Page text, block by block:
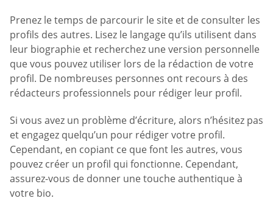
Prenez le temps de parcourir le site et de consulter les
profils des autres. Lisez le langage qu’ils utilisent dans
leur biographie et recherchez une version personnelle
que vous pouvez utiliser lors de la rédaction de votre
profil. De nombreuses personnes ont recours à des
rédacteurs professionnels pour rédiger leur profil.
Si vous avez un problème d’écriture, alors n’hésitez pas
et engagez quelqu’un pour rédiger votre profil.
Cependant, en copiant ce que font les autres, vous
pouvez créer un profil qui fonctionne. Cependant,
assurez-vous de donner une touche authentique à
votre bio.